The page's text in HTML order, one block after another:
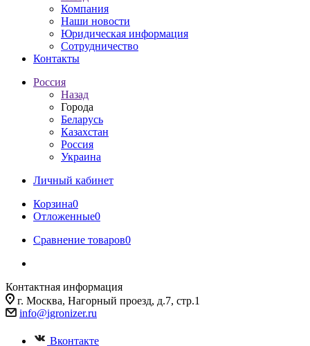
Компания
Наши новости
Юридическая информация
Сотрудничество
Контакты
Россия
Назад
Города
Беларусь
Казахстан
Россия
Украина
Личный кабинет
Корзина0
Отложенные0
Сравнение товаров0
Контактная информация
г. Москва, Нагорный проезд, д.7, стр.1
info@igronizer.ru
Вконтакте